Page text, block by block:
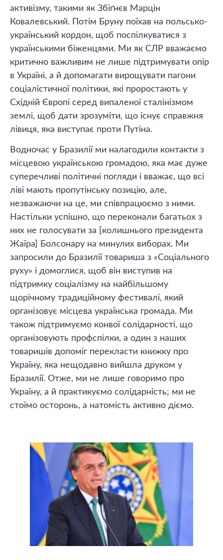
активізму, такими як Збіґнєв Марцін
Ковалевський. Потім Бруну поїхав на польсько-
український кордон, щоб поспілкуватися з
українськими біженцями. Ми як СЛР вважаємо
критично важливим не лише підтримувати опір
в Україні, а й допомагати вирощувати пагони
соціалістичної політики, які проростають у
Східній Європі серед випаленої сталінізмом
землі, щоб дати зрозуміти, що існує справжня
лівиця, яка виступає проти Путіна.
Водночас у Бразилії ми налагодили контакти з
місцевою українською громадою, яка має дуже
суперечливі політичні погляди і вважає, що всі
ліві мають пропутінську позицію, але,
незважаючи на це, ми співпрацюємо з ними.
Настільки успішно, що переконали багатьох з
них не голосувати за [колишнього президента
Жаїра] Болсонару на минулих виборах. Ми
запросили до Бразилії товариша з «Соціального
руху» і домоглися, щоб він виступив на
підтримку соціалізму на найбільшому
щорічному традиційному фестивалі, який
організовує місцева українська громада. Ми
також підтримуємо конвої солідарності, що
організовують профспілки, а один з наших
товаришів допоміг перекласти книжку про
Україну, яка нещодавно вийшла друком у
Бразилії. Отже, ми не лише говоримо про
Україну, а й практикуємо солідарність; ми не
стоїмо осторонь, а натомість активно діємо.